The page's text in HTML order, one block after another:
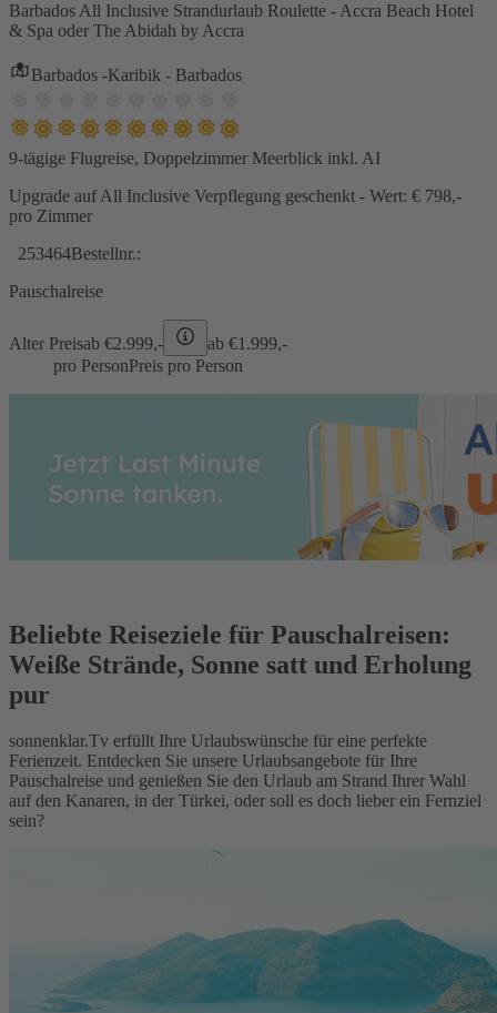
Barbados All Inclusive Strandurlaub Roulette - Accra Beach Hotel
& Spa oder The Abidah by Accra
Barbados -Karibik - Barbados
9-tägige Flugreise, Doppelzimmer Meerblick inkl. AI
Upgrade auf All Inclusive Verpflegung geschenkt - Wert: € 798,-
pro Zimmer
253464Bestellnr.:
Pauschalreise
Alter Preisab €2.999,- ab €1.999,-
pro PersonPreis pro Person
Beliebte Reiseziele für Pauschalreisen:
Weiße Strände, Sonne satt und Erholung
pur
sonnenklar.Tv erfüllt Ihre Urlaubswünsche für eine perfekte
Ferienzeit. Entdecken Sie unsere Urlaubsangebote für Ihre
Pauschalreise und genießen Sie den Urlaub am Strand Ihrer Wahl
auf den Kanaren, in der Türkei, oder soll es doch lieber ein Fernziel
sein?